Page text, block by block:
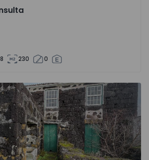
230 0
Lajes do Pico, Ribeiras - 1575372 - 1